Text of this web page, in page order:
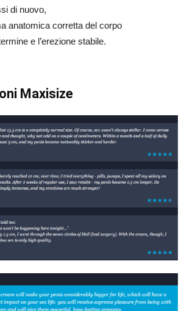
di nuovo,
anatomica corretta del corpo
e l’erezione stabile.
Maxisize